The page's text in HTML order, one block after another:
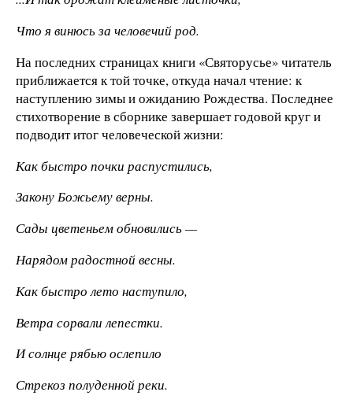
Что я винюсь за человечий род.
На последних страницах книги «Святорусье» читатель
приближается к той точке, откуда начал чтение: к
наступлению зимы и ожиданию Рождества. Последнее
стихотворение в сборнике завершает годовой круг и
подводит итог человеческой жизни:
Как быстро почки распустились,
Закону Божьему верны.
Сады цветеньем обновились —
Нарядом радостной весны.
Как быстро лето наступило,
Ветра сорвали лепестки.
И солнце рябью ослепило
Стрекоз полуденной реки.